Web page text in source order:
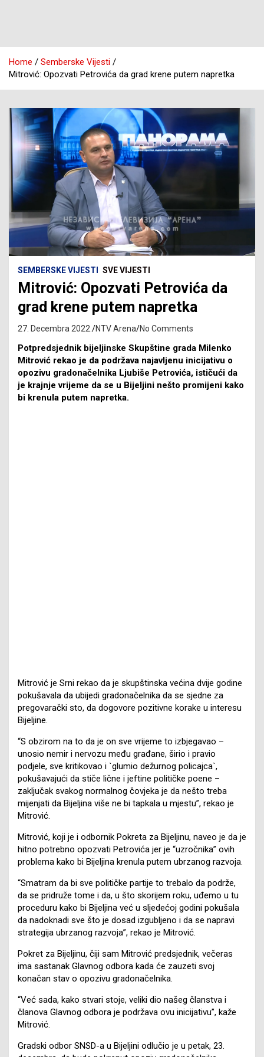
Home
Semberske Vijesti
Mitrović: Opozvati Petrovića da grad krene putem napretka
SEMBERSKE VIJESTI SVE VIJESTI
Mitrović: Opozvati Petrovića da
grad krene putem napretka
27. Decembra 2022. NTV Arena No Comments
Potpredsjednik bijeljinske Skupštine grada Milenko
Mitrović rekao je da podržava najavljenu inicijativu o
opozivu gradonačelnika Ljubiše Petrovića, ističući da
je krajnje vrijeme da se u Bijeljini nešto promijeni kako
bi krenula putem napretka.
Mitrović je Srni rekao da je skupštinska većina dvije godine
pokušavala da ubijedi gradonačelnika da se sjedne za
pregovarački sto, da dogovore pozitivne korake u interesu
Bijeljine.
“S obzirom na to da je on sve vrijeme to izbjegavao –
unosio nemir i nervozu među građane, širio i pravio
podjele, sve kritikovao i `glumio dežurnog policajca`,
pokušavajući da stiče lične i jeftine političke poene –
zaključak svakog normalnog čovjeka je da nešto treba
mijenjati da Bijeljina više ne bi tapkala u mjestu”, rekao je
Mitrović.
Mitrović, koji je i odbornik Pokreta za Bijeljinu, naveo je da je
hitno potrebno opozvati Petrovića jer je “uzročnika” ovih
problema kako bi Bijeljina krenula putem ubrzanog razvoja.
“Smatram da bi sve političke partije to trebalo da podrže,
da se pridruže tome i da, u što skorijem roku, uđemo u tu
proceduru kako bi Bijeljina već u sljedećoj godini pokušala
da nadoknadi sve što je dosad izgubljeno i da se napravi
strategija ubrzanog razvoja”, rekao je Mitrović.
Pokret za Bijeljinu, čiji sam Mitrović predsjednik, večeras
ima sastanak Glavnog odbora kada će zauzeti svoj
konačan stav o opozivu gradonačelnika.
“Već sada, kako stvari stoje, veliki dio našeg članstva i
članova Glavnog odbora je podržava ovu inicijativu”, kaže
Mitrović.
Gradski odbor SNSD-a u Bijeljini odlučio je u petak, 23.